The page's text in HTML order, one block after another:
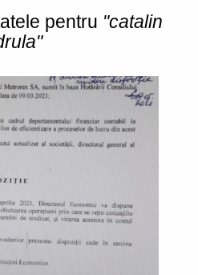
pentru "catalin